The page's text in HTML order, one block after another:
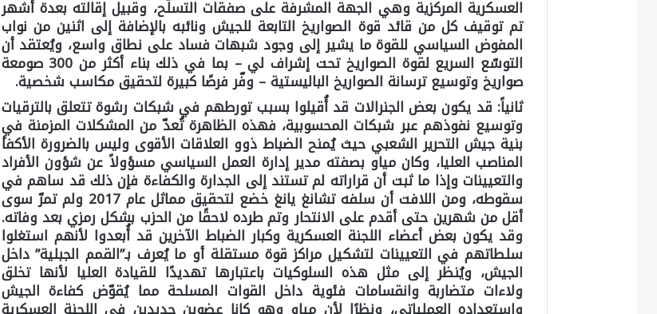
العسكرية المركزية وهي الجهة المشرفة على صفقات التسلّح، وقبيل إقالته بعدة أشهر
تم توقيف كل من قائد قوة الصواريخ التابعة للجيش ونائبه بالإضافة إلى اثنين من نواب
المفوض السياسي للقوة ما يشير إلى وجود شبهات فساد على نطاق واسع، ويُعتقد أن
التوسّع السريع لقوة الصواريخ تحت إشراف لي – بما في ذلك بناء أكثر من 300 صومعة
صواريخ وتوسيع ترسانة الصواريخ الباليستية – وفّر فرصًا كبيرة لتحقيق مكاسب شخصية.
ثانياً: قد يكون بعض الجنرالات قد أُقيلوا بسبب تورطهم في شبكات رشوة تتعلق بالترقيات
وتوسيع نفوذهم عبر شبكات المحسوبية، فهذه الظاهرة تُعدّ من المشكلات المزمنة في
بنية جيش التحرير الشعبي حيث يُمنح الضباط ذوو العلاقات الأقوى وليس بالضرورة الأكفأ
المناصب العليا، وكان مياو بصفته مدير إدارة العمل السياسي مسؤولاً عن شؤون الأفراد
والتعيينات وإذا ما ثبت أن قراراته لم تستند إلى الجدارة والكفاءة فإن ذلك قد ساهم في
سقوطه، ومن اللافت أن سلفه تشانغ يانغ خضع لتحقيق مماثل عام 2017 ولم تمرّ سوى
أقل من شهرين حتى أقدم على الانتحار وتم طرده لاحقًا من الحزب بشكل رمزي بعد وفاته.
وقد يكون بعض أعضاء اللجنة العسكرية وكبار الضباط الآخرين قد أُبعدوا لأنهم استغلوا
سلطاتهم في التعيينات لتشكيل مراكز قوة مستقلة أو ما يُعرف بـ”القمم الجبلية” داخل
الجيش، ويُنظر إلى مثل هذه السلوكيات باعتبارها تهديدًا للقيادة العليا لأنها تخلق
ولاءات متضاربة وانقسامات فئوية داخل القوات المسلحة مما يُقوّض كفاءة الجيش